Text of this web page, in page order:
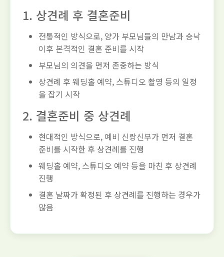
1. 상견례 후 결혼준비
전통적인 방식으로, 양가 부모님들의 만남과 승낙
이후 본격적인 결혼 준비를 시작
부모님의 의견을 먼저 존중하는 방식
상견례 후 웨딩홀 예약, 스튜디오 촬영 등의 일정
을 잡기 시작
2. 결혼준비 중 상견례
현대적인 방식으로, 예비 신랑신부가 먼저 결혼
준비를 시작한 후 상견례를 진행
웨딩홀 예약, 스튜디오 예약 등을 마친 후 상견례
진행
결혼 날짜가 확정된 후 상견례를 진행하는 경우가
많음